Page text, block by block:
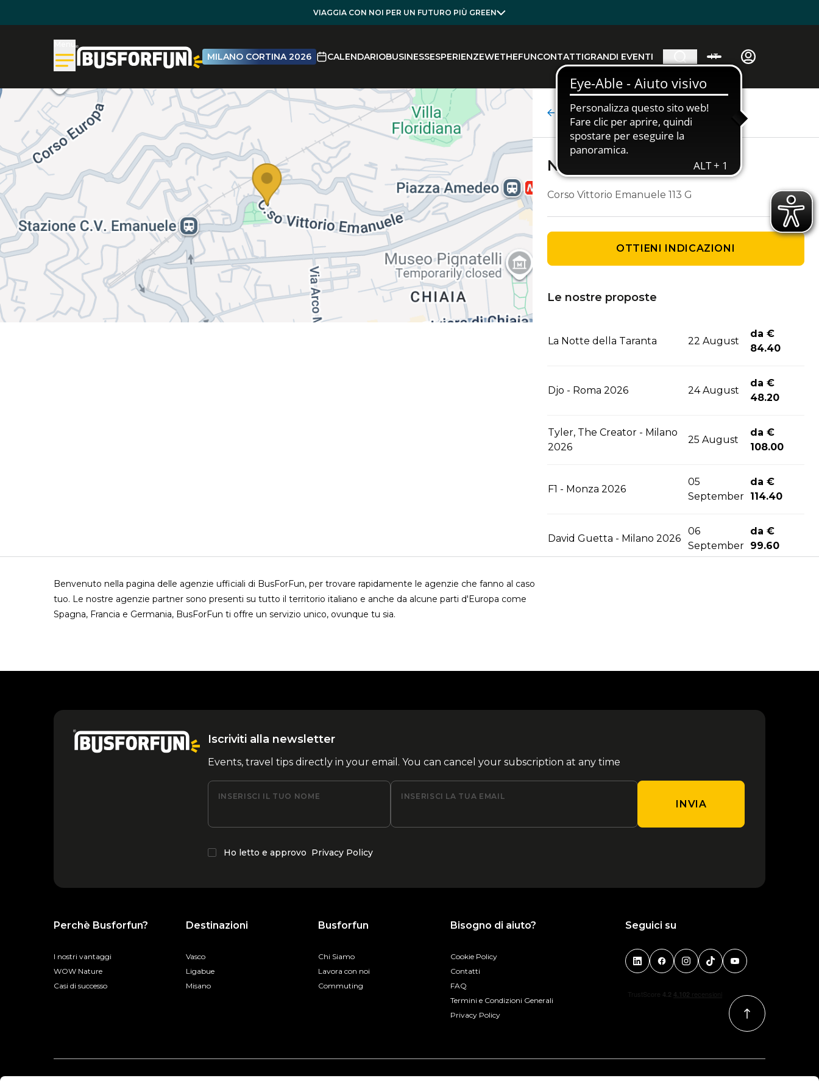
VIAGGIA CON NOI PER UN FUTURO PIÙ GREEN
MILANO CORTINA 2026 CALENDARIOBUSINESSESPERIENZEWETHEFUNCONTATTIGRANDI EVENTI IT
Dettaglio agenzia
New Dreaming Viaggi
Corso Vittorio Emanuele 113 G
OTTIENI INDICAZIONI
Le nostre proposte
La Notte della Taranta 22 August
da €
84.40
Djo - Roma 2026 24 August
da €
48.20
Tyler, The Creator - Milano
2026
25 August
da €
108.00
F1 - Monza 2026
05
September
da €
114.40
David Guetta - Milano 2026
06
September
da €
99.60
Melanie Martinez - Milano
17
1 2 3 4
Benvenuto nella pagina delle agenzie ufficiali di BusForFun, per trovare rapidamente le agenzie che fanno al caso
tuo. Le nostre agenzie partner sono presenti su tutto il territorio italiano e anche da alcune parti d'Europa come
Spagna, Francia e Germania, BusForFun ti offre un servizio unico, ovunque tu sia.
Iscriviti alla newsletter
Events, travel tips directly in your email. You can cancel your subscription at any time
INSERISCI IL TUO NOME INSERISCI LA TUA EMAIL
INVIA
Ho letto e approvo Privacy Policy
Perchè Busforfun?
I nostri vantaggi
WOW Nature
Casi di successo
Destinazioni
Vasco
Ligabue
Misano
Busforfun
Chi Siamo
Lavora con noi
Commuting
Bisogno di aiuto?
Cookie Policy
Contatti
FAQ
Termini e Condizioni Generali
Privacy Policy
Seguici su